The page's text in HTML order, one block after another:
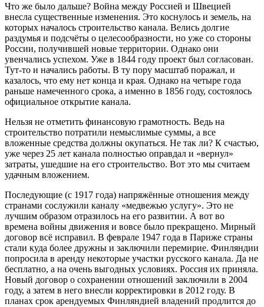
Что же было дальше? Война между Россией и Швецией
внесла существенные изменения. Это коснулось и земель, на
которых началось строительство канала. Велись долгие
раздумья и подсчёты о целесообразности, но уже со стороны
России, получившей новые территории. Однако они
увенчались успехом. Уже в 1844 году проект был согласован.
Тут-то и начались работы. В ту пору масштаб поражал, и
казалось, что ему нет конца и края. Однако на четыре года
раньше намеченного срока, а именно в 1856 году, состоялось
официальное открытие канала.
Нельзя не отметить финансовую грамотность. Ведь на
строительство потратили немыслимые суммы, а все
вложенные средства должны окупаться. Не так ли? К счастью,
уже через 25 лет канала полностью оправдал и «вернул»
затраты, ушедшие на его строительство. Вот это мы считаем
удачным вложением.
Последующие (с 1917 года) напряжённые отношения между
странами сослужили каналу «медвежью услугу». Это не
лучшим образом отразилось на его развитии. А вот во
времена войны движения и вовсе было прекращено. Мирный
договор всё исправил. В феврале 1947 года в Париже страны
стали куда более дружны и заключили перемирие. Финляндии
попросила в аренду некоторые участки русского канала. Да не
бесплатно, а на очень выгодных условиях. Россия их приняла.
Новый договор о сохранении отношений заключили в 2004
году, а затем в него внесли корректировки в 2012 году. В
планах срок арендуемых Финляндией владений продлится до